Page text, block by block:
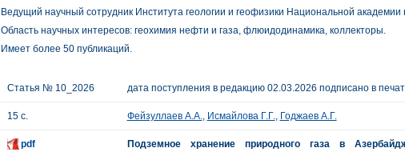
Ведущий научный сотрудник Института геологии и геофизики Национальной
Область научных интересов: геохимия нефти и газа, флюидодинамика, коллекторы.
Имеет более 50 публикаций.
Статья № 10_2026 дата поступления в редакцию 02.03.2026 подписано в
15 с. Фейзуллаев А.А., Исмайлова Г.Г., Годжаев А.Г.
pdf
Подземное хранение природного газа в